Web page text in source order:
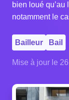
bien loué qu’au
notamment le
Bailleur Bail
Mise à jour le